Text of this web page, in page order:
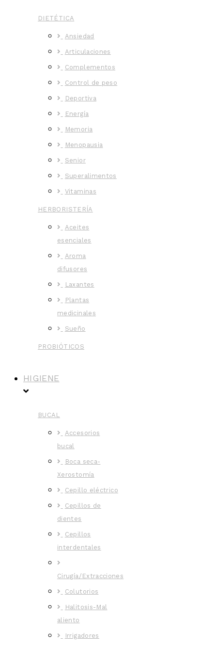
DIETÉTICA
Ansiedad
Articulaciones
Complementos
Control de peso
Deportiva
Energía
Memoria
Menopausia
Senior
Superalimentos
Vitaminas
HERBORISTERÍA
Aceites
esenciales
Aroma
difusores
Laxantes
Plantas
medicinales
Sueño
PROBIÓTICOS
HIGIENE
BUCAL
Accesorios
bucal
Boca seca-
Xerostomía
Cepillo eléctrico
Cepillos de
dientes
Cepillos
interdentales
Cirugía/Extracciones
Colutorios
Halitosis-Mal
aliento
Irrigadores